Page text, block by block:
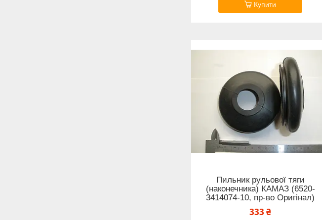
Купити
Пильник рульової тяги
(наконечника) КАМАЗ (6520-
3414074-10, пр-во Оригінал)
333 ₴